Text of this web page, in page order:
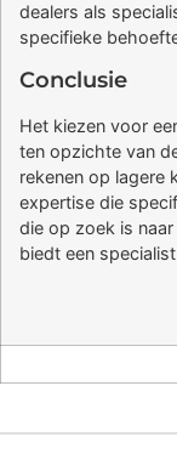
dealers als
specifieke
Conclusie
Het kiezen voor
ten opzichte van
rekenen op lagere
expertise die
die op zoek is
biedt een